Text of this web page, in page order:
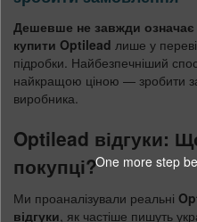
Дешевше не завжди
купити Optilead лише у
підробки. Найбезпечніший
найкращою ціною — зробити
виробника.
Optilead відгуки:
покупці?
Ми проаналізували реальні
відгуки, як частіше пишуть
One more step